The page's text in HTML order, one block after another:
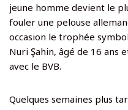
jeune homme devient le
fouler une pelouse
occasion le trophée
Nuri Şahin, âgé de 16 ans
avec le BVB.
Quelques semaines plus